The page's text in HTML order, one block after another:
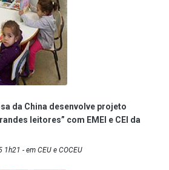
da China desenvolve projeto
leitores” com EMEI e CEI da
- em CEU e COCEU